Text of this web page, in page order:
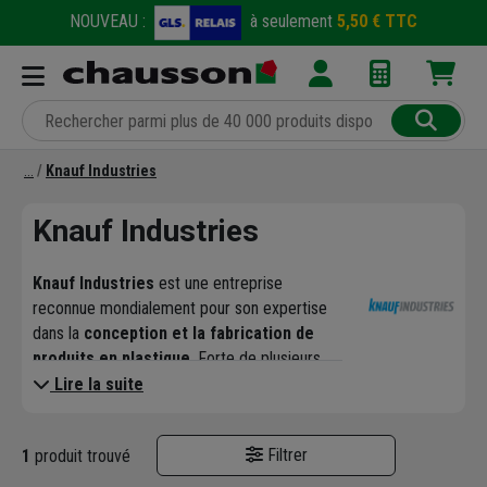
NOUVEAU : à seulement 5,50 € TTC
Knauf Industries
Knauf Industries
Knauf Industries est une entreprise
reconnue mondialement pour son expertise
dans la conception et la fabrication de
produits en plastique . Forte de plusieurs
décennies d'expérience, elle s'est imposée
secteurs industriels, et notamment dans le
secteur de l'isolation
Lire la suite
1 produit trouvé Filtrer